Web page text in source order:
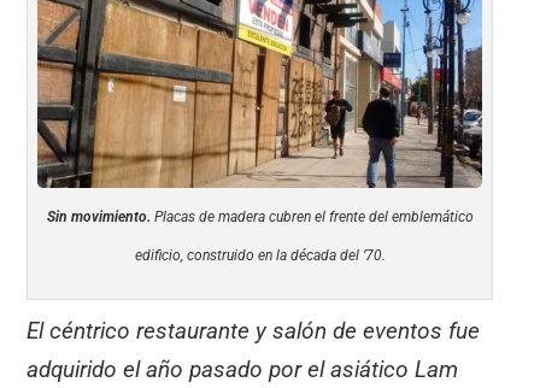
Sin movimiento. Placas de madera cubren el frente del emblemático
edificio, construido en la década del ’70.
El céntrico restaurante y salón de eventos fue
adquirido el año pasado por el asiático Lam